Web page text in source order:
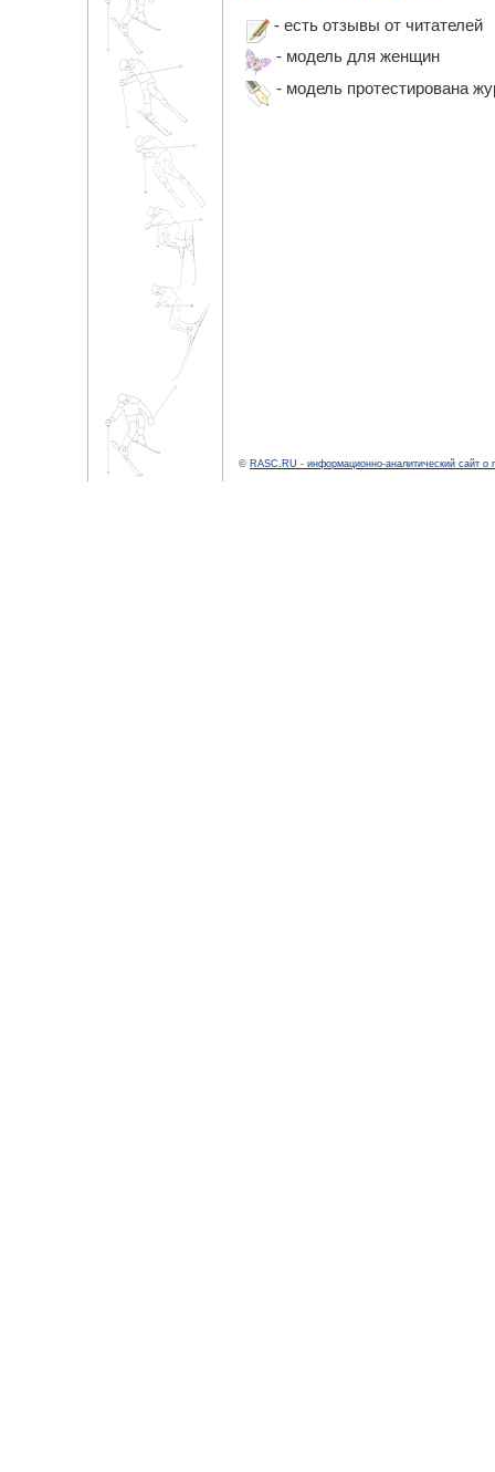
- есть отзывы от читателей
- модель для женщин
- модель протестирована
© RASC.RU - информационно-аналитический сайт о